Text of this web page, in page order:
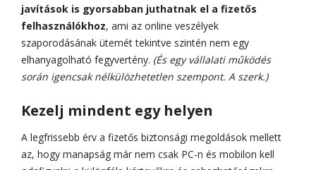
javítások is gyorsabban juthatnak el a fizetős
felhasználókhoz, ami az online veszélyek
szaporodásának ütemét tekintve szintén nem egy
elhanyagolható fegyvertény. (És egy vállalati működés
során igencsak nélkülözhetetlen szempont. A szerk.)
Kezelj mindent egy helyen
A legfrissebb érv a fizetős biztonsági megoldások mellett
az, hogy manapság már nem csak PC-n és mobilon kell